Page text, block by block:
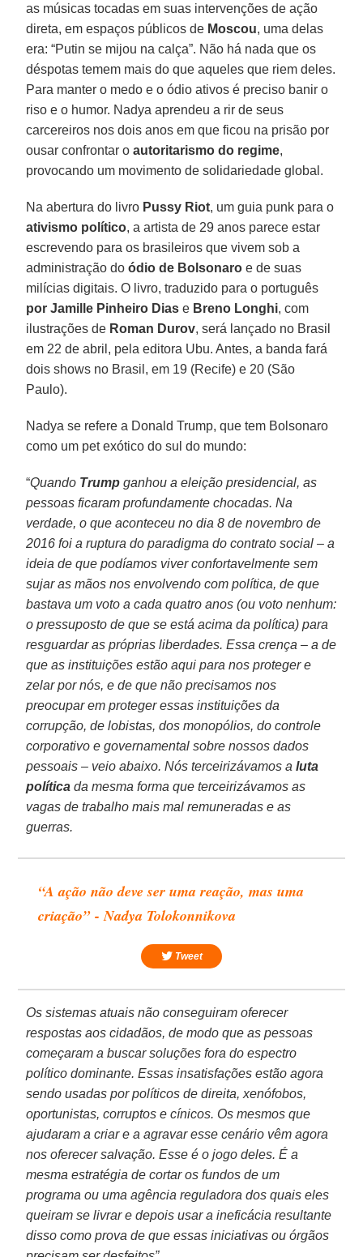
as músicas tocadas em suas intervenções de ação
direta, em espaços públicos de Moscou, uma delas
era: “Putin se mijou na calça”. Não há nada que os
déspotas temem mais do que aqueles que riem deles.
Para manter o medo e o ódio ativos é preciso banir o
riso e o humor. Nadya aprendeu a rir de seus
carcereiros nos dois anos em que ficou na prisão por
ousar confrontar oautoritarismo do regime,
provocando um movimento de solidariedade global.
Na abertura do livro Pussy Riot, um guia punk para o
ativismo político, a artista de 29 anos parece estar
escrevendo para os brasileiros que vivem sob a
administração doódio de Bolsonaro e de suas
milícias digitais. O livro, traduzido para o português
por Jamille Pinheiro Dias e Breno Longhi, com
ilustrações de Roman Durov, será lançado no Brasil
em 22 de abril, pela editora Ubu. Antes, a banda fará
dois shows no Brasil, em 19 (Recife) e 20 (São
Paulo).
Nadya se refere a Donald Trump, que tem Bolsonaro
como um pet exótico do sul do mundo:
“Quando Trump ganhou a eleição presidencial, as
pessoas ficaram profundamente chocadas. Na
verdade, o que aconteceu no dia 8 de novembro de
2016 foi a ruptura do paradigma do contrato social – a
ideia de que podíamos viver confortavelmente sem
sujar as mãos nos envolvendo com política, de que
bastava um voto a cada quatro anos (ou voto nenhum:
o pressuposto de que se está acima da política) para
resguardar as próprias liberdades. Essa crença – a de
que as instituições estão aqui para nos proteger e
zelar por nós, e de que não precisamos nos
preocupar em proteger essas instituições da
corrupção, de lobistas, dos monopólios, do controle
corporativo e governamental sobre nossos dados
pessoais – veio abaixo. Nós terceirizávamos a luta
política da mesma forma que terceirizávamos as
vagas de trabalho mais mal remuneradas e as
guerras.
“A ação não deve ser uma reação, mas uma
criação” - Nadya Tolokonnikova
Tweet
Os sistemas atuais não conseguiram oferecer
respostas aos cidadãos, de modo que as pessoas
começaram a buscar soluções fora do espectro
político dominante. Essas insatisfações estão agora
sendo usadas por políticos de direita, xenófobos,
oportunistas, corruptos e cínicos. Os mesmos que
ajudaram a criar e a agravar esse cenário vêm agora
nos oferecer salvação. Esse é o jogo deles. É a
mesma estratégia de cortar os fundos de um
programa ou uma agência reguladora dos quais eles
queiram se livrar e depois usar a ineficácia resultante
disso como prova de que essas iniciativas ou órgãos